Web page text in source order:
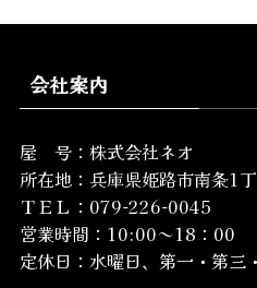
会社案内
屋 号：株式会社ネオ
所在地： 兵庫県姫路市南条1
ＴＥＬ：079-226-0045
営業時間：10:00～18：00
定休日：水曜日、第一・第三